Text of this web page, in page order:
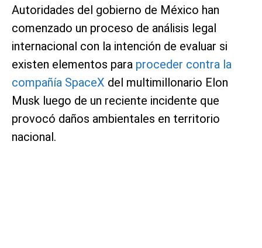
Autoridades del gobierno de México han
comenzado un proceso de análisis legal
internacional con la intención de evaluar si
existen elementos para proceder contra la
compañía SpaceX del multimillonario Elon
Musk luego de un reciente incidente que
provocó daños ambientales en territorio
nacional.